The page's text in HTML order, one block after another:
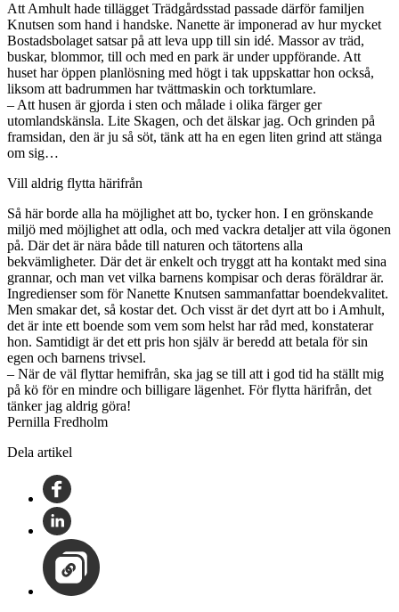
Att Amhult hade tillägget Trädgårdsstad passade därför familjen
Knutsen som hand i handske. Nanette är imponerad av hur mycket
Bostadsbolaget satsar på att leva upp till sin idé. Massor av träd,
buskar, blommor, till och med en park är under uppförande. Att
huset har öppen planlösning med högt i tak uppskattar hon också,
liksom att badrummen har tvättmaskin och torktumlare.
– Att husen är gjorda i sten och målade i olika färger ger
utomlandskänsla. Lite Skagen, och det älskar jag. Och grinden på
framsidan, den är ju så söt, tänk att ha en egen liten grind att stänga
om sig…
Vill aldrig flytta härifrån
Så här borde alla ha möjlighet att bo, tycker hon. I en grönskande
miljö med möjlighet att odla, och med vackra detaljer att vila ögonen
på. Där det är nära både till naturen och tätortens alla
bekvämligheter. Där det är enkelt och tryggt att ha kontakt med sina
grannar, och man vet vilka barnens kompisar och deras föräldrar är.
Ingredienser som för Nanette Knutsen sammanfattar boendekvalitet.
Men smakar det, så kostar det. Och visst är det dyrt att bo i Amhult,
det är inte ett boende som vem som helst har råd med, konstaterar
hon. Samtidigt är det ett pris hon själv är beredd att betala för sin
egen och barnens trivsel.
– När de väl flyttar hemifrån, ska jag se till att i god tid ha ställt mig
på kö för en mindre och billigare lägenhet. För flytta härifrån, det
tänker jag aldrig göra!
Pernilla Fredholm
Dela artikel